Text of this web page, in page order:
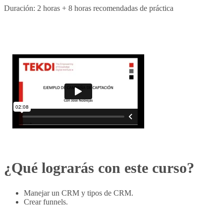
Duración: 2 horas + 8 horas recomendadas de práctica
¿Qué lograrás con este curso?
Manejar un CRM y tipos de CRM.
Crear funnels.